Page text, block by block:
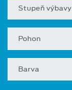
Stupeň výbavy
Pohon
Barva